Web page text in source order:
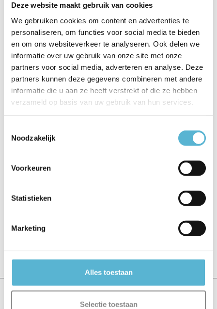
Deze website maakt gebruik van cookies
We gebruiken cookies om content en advertenties te
personaliseren, om functies voor social media te bieden
en om ons websiteverkeer te analyseren. Ook delen we
informatie over uw gebruik van onze site met onze
partners voor social media, adverteren en analyse. Deze
partners kunnen deze gegevens combineren met andere
informatie die u aan ze heeft verstrekt of die ze hebben
verzameld op basis van uw gebruik van hun services.
Noodzakelijk
Voorkeuren
Statistieken
Marketing
Alles toestaan
Selectie toestaan
Productspecificaties
Artikelnummer 22862/04/30
EAN 5411212221155
Leverancier Lucide
Er zijn nog geen reviews geschreven over dit product..
Schrijf je eigen review